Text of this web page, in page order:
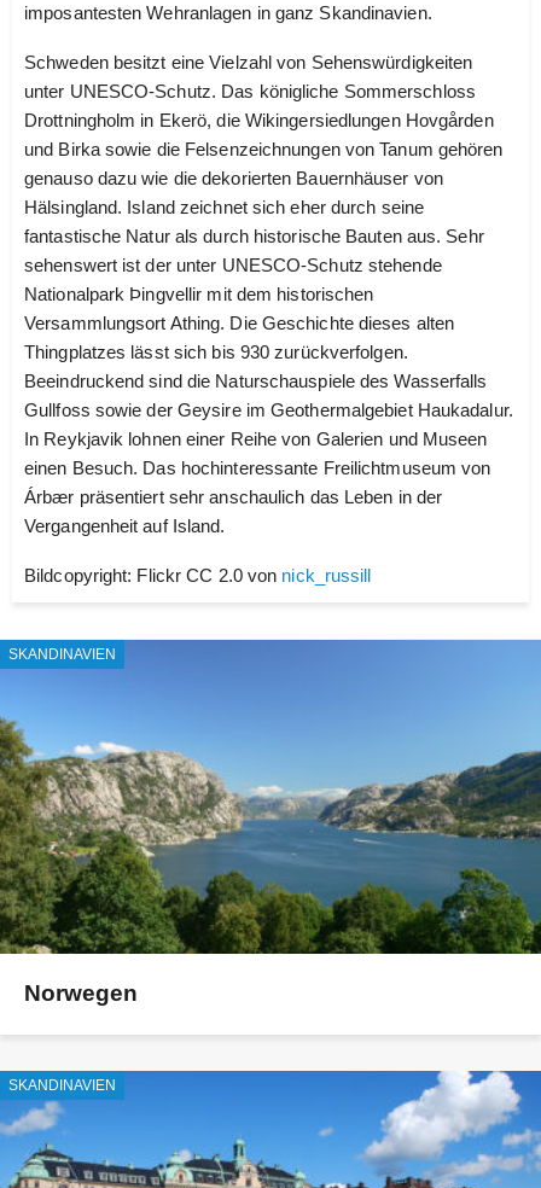
imposantesten Wehranlagen in ganz Skandinavien.
Schweden besitzt eine Vielzahl von Sehenswürdigkeiten
unter UNESCO-Schutz. Das königliche Sommerschloss
Drottningholm in Ekerö, die Wikingersiedlungen Hovgården
und Birka sowie die Felsenzeichnungen von Tanum gehören
genauso dazu wie die dekorierten Bauernhäuser von
Hälsingland. Island zeichnet sich eher durch seine
fantastische Natur als durch historische Bauten aus. Sehr
sehenswert ist der unter UNESCO-Schutz stehende
Nationalpark Þingvellir mit dem historischen
Versammlungsort Athing. Die Geschichte dieses alten
Thingplatzes lässt sich bis 930 zurückverfolgen.
Beeindruckend sind die Naturschauspiele des Wasserfalls
Gullfoss sowie der Geysire im Geothermalgebiet Haukadalur.
In Reykjavik lohnen einer Reihe von Galerien und Museen
einen Besuch. Das hochinteressante Freilichtmuseum von
Árbær präsentiert sehr anschaulich das Leben in der
Vergangenheit auf Island.
Bildcopyright: Flickr CC 2.0 von nick_russill
SKANDINAVIEN
Norwegen
SKANDINAVIEN